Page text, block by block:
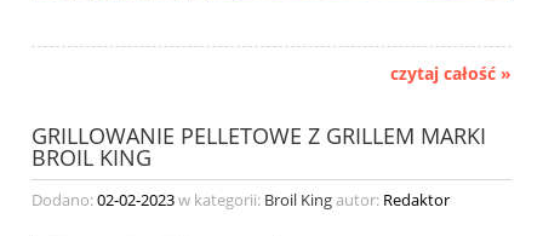
czytaj całość »
GRILLOWANIE PELLETOWE Z GRILLEM MARKI
BROIL KING
Dodano:02-02-2023w kategorii: Broil Kingautor: Redaktor